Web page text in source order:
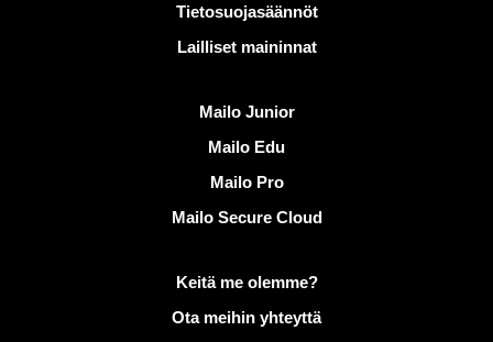
Tietosuojasäännöt
Lailliset maininnat
Mailo Junior
Mailo Edu
Mailo Pro
Mailo Secure Cloud
Lisätietoja aiheesta MailoKeitä me olemme?
Ota meihin yhteyttä